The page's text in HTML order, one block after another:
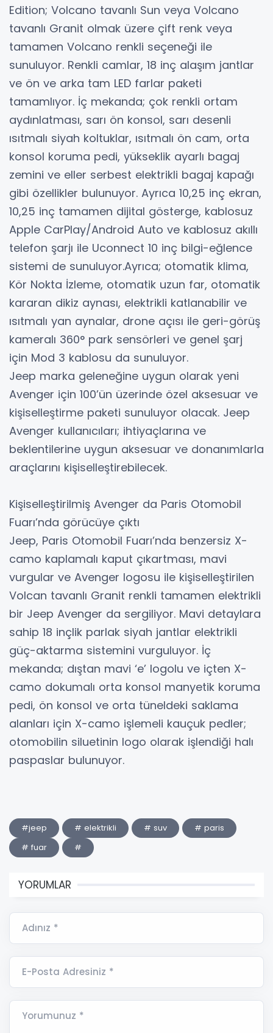
Edition; Volcano tavanlı Sun veya Volcano
tavanlı Granit olmak üzere çift renk veya
tamamen Volcano renkli seçeneği ile
sunuluyor. Renkli camlar, 18 inç alaşım jantlar
ve ön ve arka tam LED farlar paketi
tamamlıyor. İç mekanda; çok renkli ortam
aydınlatması, sarı ön konsol, sarı desenli
ısıtmalı siyah koltuklar, ısıtmalı ön cam, orta
konsol koruma pedi, yükseklik ayarlı bagaj
zemini ve eller serbest elektrikli bagaj kapağı
gibi özellikler bulunuyor. Ayrıca 10,25 inç ekran,
10,25 inç tamamen dijital gösterge, kablosuz
Apple CarPlay/Android Auto ve kablosuz akıllı
telefon şarjı ile Uconnect 10 inç bilgi-eğlence
sistemi de sunuluyor.Ayrıca; otomatik klima,
Kör Nokta İzleme, otomatik uzun far, otomatik
kararan dikiz aynası, elektrikli katlanabilir ve
ısıtmalı yan aynalar, drone açısı ile geri-görüş
kameralı 360° park sensörleri ve genel şarj
için Mod 3 kablosu da sunuluyor.
Jeep marka geleneğine uygun olarak yeni
Avenger için 100’ün üzerinde özel aksesuar ve
kişiselleştirme paketi sunuluyor olacak. Jeep
Avenger kullanıcıları; ihtiyaçlarına ve
beklentilerine uygun aksesuar ve donanımlarla
araçlarını kişiselleştirebilecek.
Kişiselleştirilmiş Avenger da Paris Otomobil
Fuarı’nda görücüye çıktı
Jeep, Paris Otomobil Fuarı’nda benzersiz X-
camo kaplamalı kaput çıkartması, mavi
vurgular ve Avenger logosu ile kişiselleştirilen
Volcan tavanlı Granit renkli tamamen elektrikli
bir Jeep Avenger da sergiliyor. Mavi detaylara
sahip 18 inçlik parlak siyah jantlar elektrikli
güç-aktarma sistemini vurguluyor. İç
mekanda; dıştan mavi ‘e’ logolu ve içten X-
camo dokumalı orta konsol manyetik koruma
pedi, ön konsol ve orta tüneldeki saklama
alanları için X-camo işlemeli kauçuk pedler;
otomobilin siluetinin logo olarak işlendiği halı
paspaslar bulunuyor.
#jeep # elektrikli # suv
# paris
# fuar
#
YORUMLAR
Adınız *
E-Posta Adresiniz *
Yorumunuz *